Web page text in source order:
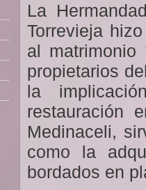
La
Torrevieja
al matrimonio
propietarios
la
restauración
Medinaceli,
como la
bordados en